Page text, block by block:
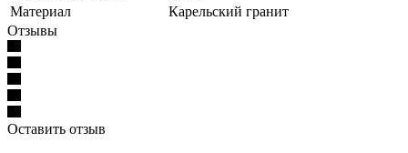
Материал
Карельский гранит
Отзывы
Оставить отзыв